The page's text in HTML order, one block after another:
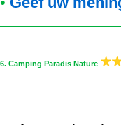
6. Camping Paradis Nature